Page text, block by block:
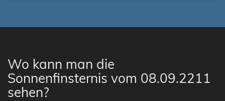
Wo kann man die
Sonnenfinsternis vom 08.09.2211
sehen?